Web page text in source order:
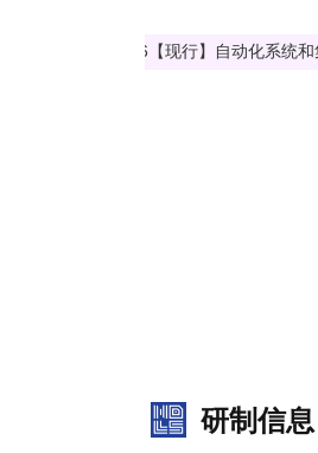
the methodology of
This document
研制信息